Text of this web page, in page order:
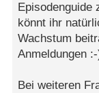
Episodenguide
könnt ihr
Wachstum
Anmeldungen
Bei weiteren